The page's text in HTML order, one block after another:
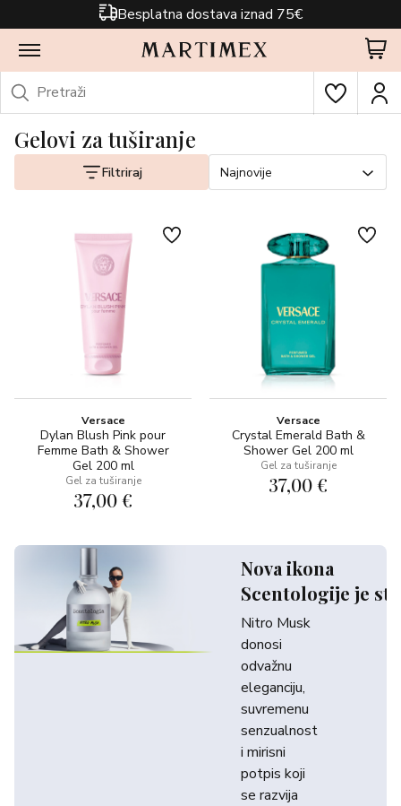
Besplatna dostava iznad 75€
Gelovi za tuširanje
Filtriraj Najnovije
Versace
Dylan Blush Pink pour
Femme Bath & Shower
Gel 200 ml
Gel za tuširanje
37,00 €
Versace
Crystal Emerald Bath &
Shower Gel 200 ml
Gel za tuširanje
37,00 €
Nova ikona
Scentologije je
Nitro Musk
donosi
odvažnu
eleganciju,
suvremenu
senzualnost
i mirisni
potpis koji
se razvija